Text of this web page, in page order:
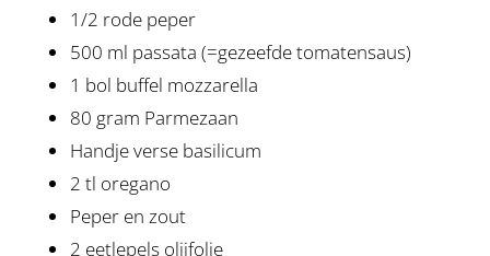
1/2 rode peper
500 ml passata (=gezeefde tomatensaus)
1 bol buffel mozzarella
80 gram Parmezaan
Handje verse basilicum
2 tl oregano
Peper en zout
2 eetlepels olijfolie